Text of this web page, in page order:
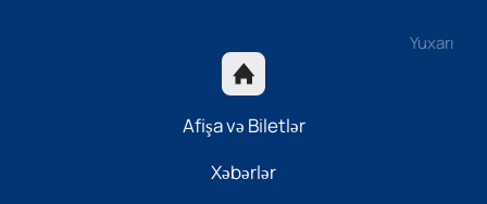
Yuxarı
Afişa və Biletlər
Xəbərlər